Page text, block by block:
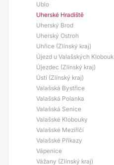
Ublo
Uherské Hradiště
Uherský Brod
Uherský Ostroh
Uhřice (Zlínský kraj)
Újezd u Valašských Klobouk
Újezdec (Zlínský kraj)
Ústí (Zlínský kraj)
Valašská Bystřice
Valašská Polanka
Valašská Senice
Valašské Klobouky
Valašské Meziříčí
Valašské Příkazy
Vápenice
Vážany (Zlínský kraj)